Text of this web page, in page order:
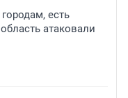
есть
атаковали